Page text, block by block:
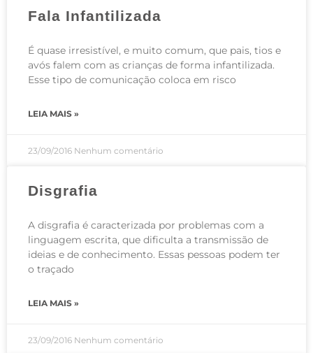
Fala Infantilizada
É quase irresistível, e muito comum, que pais, tios e
avós falem com as crianças de forma infantilizada.
Esse tipo de comunicação coloca em risco
LEIA MAIS »
23/09/2016 Nenhum comentário
Disgrafia
A disgrafia é caracterizada por problemas com a
linguagem escrita, que dificulta a transmissão de
ideias e de conhecimento. Essas pessoas podem ter
o traçado
LEIA MAIS »
23/09/2016 Nenhum comentário